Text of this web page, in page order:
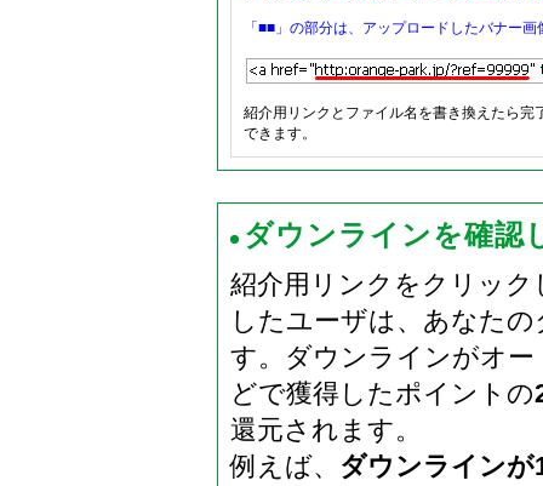
「 ■■ 」の部分は、アップロードしたバナー
紹介用リンクとファイル名を書き換えたら
できます。
ダウンラインを確認
紹介用リンクをクリッ
したユーザは、あなた
す。ダウンラインがオ
どで獲得したポイントの
還元されます。
例えば、 ダウンラインが